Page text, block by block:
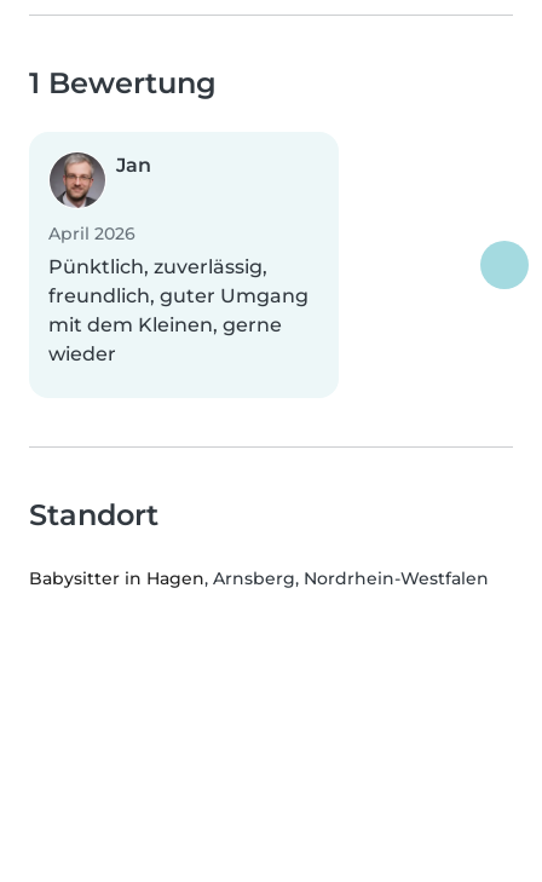
1 Bewertung
Jan
April 2026
Pünktlich, zuverlässig,
freundlich, guter Umgang
mit dem Kleinen, gerne
wieder
Standort
Babysitter in Hagen, Arnsberg, Nordrhein-Westfalen